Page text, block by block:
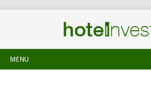
MENU